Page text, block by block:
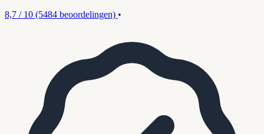
8,7 / 10 (5484 beoordelingen) •